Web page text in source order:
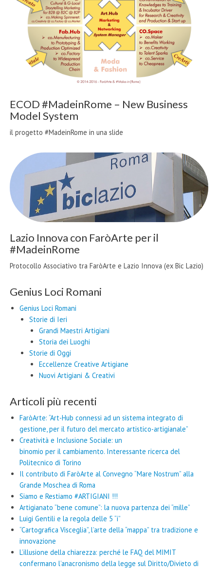
ECOD #MadeinRome – New Business
Model System
il progetto #MadeinRome in una slide
Lazio Innova con FaròArte per il
#MadeinRome
Protocollo Associativo tra FaròArte e Lazio Innova (ex Bic Lazio)
Genius Loci Romani
Genius Loci Romani
Storie di Ieri
Grandi Maestri Artigiani
Storia dei Luoghi
Storie di Oggi
Eccellenze Creative Artigiane
Nuovi Artigiani & Creativi
Articoli più recenti
FaròArte: “Art-Hub connessi ad un sistema integrato di
gestione, per il futuro del mercato artistico-artigianale”
Creatività e Inclusione Sociale: un
binomio per il cambiamento. Interessante ricerca del
Politecnico di Torino
Il contributo di FaròArte al Convegno “Mare Nostrum” alla
Grande Moschea di Roma
Siamo e Restiamo #ARTIGIANI !!!
Artigianato “bene comune”: la nuova partenza dei “mille”
Luigi Gentili e la regola delle 5 “i”
“Cartografica Visceglia”, l’arte della “mappa” tra tradizione e
innovazione
L’illusione della chiarezza: perché le FAQ del MIMIT
confermano l’anacronismo della legge sul Diritto/Divieto di